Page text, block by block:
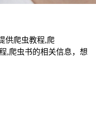
供爬虫教程,爬
,爬虫书的相关信息，想